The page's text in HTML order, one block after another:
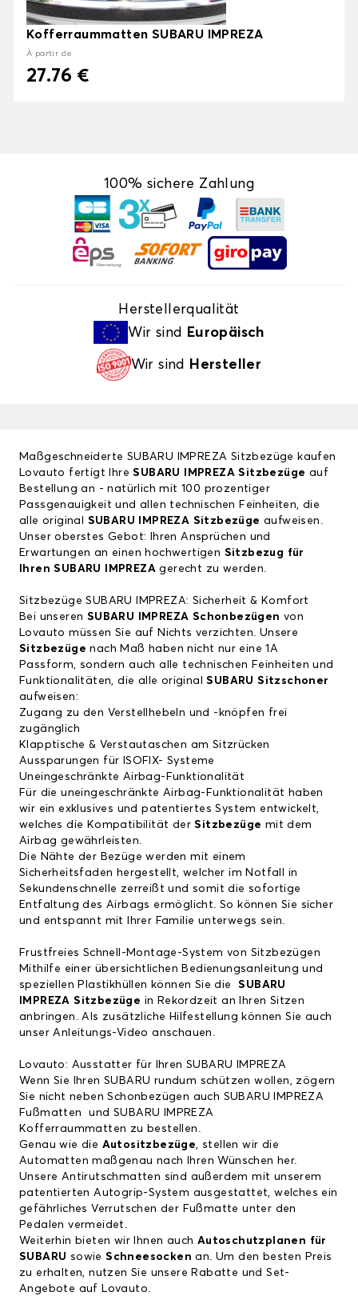
Kofferraummatten SUBARU IMPREZA
À partir de
27.76 €
100% sichere Zahlung
Herstellerqualität
Wir sind
Europäisch
Wir sind Hersteller
Maßgeschneiderte SUBARU IMPREZA Sitzbezüge kaufen
Lovauto fertigt IhreSUBARU IMPREZA Sitzbezüge auf
Bestellung an - natürlich mit 100 prozentiger
Passgenauigkeit und allen technischen Feinheiten, die
alle original SUBARU IMPREZA Sitzbezüge aufweisen.
Unser oberstes Gebot: Ihren Ansprüchen und
Erwartungen an einen hochwertigen Sitzbezug für
Ihren SUBARU IMPREZA gerecht zu werden.
Sitzbezüge SUBARU IMPREZA: Sicherheit & Komfort
Bei unseren SUBARU IMPREZA Schonbezügen von
Lovauto müssen Sie auf Nichts verzichten. Unsere
Sitzbezüge nach Maß haben nicht nur eine 1A
Passform, sondern auch alle technischen Feinheiten und
Funktionalitäten, die alle originalSUBARU Sitzschoner
aufweisen:
Zugang zu den Verstellhebeln und -knöpfen frei
zugänglich
Klapptische & Verstautaschen am Sitzrücken
Aussparungen für ISOFIX- Systeme
Uneingeschränkte Airbag-Funktionalität
Für die uneingeschränkte Airbag-Funktionalität haben
wir ein exklusives und patentiertes System entwickelt,
welches die Kompatibilität derSitzbezüge mit dem
Airbag gewährleisten.
Die Nähte der Bezüge werden mit einem
Sicherheitsfaden hergestellt, welcher im Notfall in
Sekundenschnelle zerreißt und somit die sofortige
Entfaltung des Airbags ermöglicht. So können Sie sicher
und entspannt mit Ihrer Familie unterwegs sein.
Frustfreies Schnell-Montage-System von Sitzbezügen
Mithilfe einer übersichtlichen Bedienungsanleitung und
speziellen Plastikhüllen können Sie die
SUBARU
IMPREZA Sitzbezüge in Rekordzeit an Ihren Sitzen
anbringen. Als zusätzliche Hilfestellung können Sie auch
unserAnleitungs-Video anschauen.
Lovauto: Ausstatter für Ihren SUBARU IMPREZA
Wenn Sie Ihren SUBARU rundum schützen wollen, zögern
Sie nicht neben Schonbezügen auch SUBARU IMPREZA
Fußmatten
undSUBARU IMPREZA
Kofferraummatten zu bestellen.
Genau wie die Autositzbezüge, stellen wir die
Automatten maßgenau nach Ihren Wünschen her.
Unsere Antirutschmatten sind außerdem mit unserem
patentierten Autogrip-System ausgestattet, welches ein
gefährliches Verrutschen der Fußmatte unter den
Pedalen vermeidet.
Weiterhin bieten wir Ihnen auch Autoschutzplanen für
SUBARU sowieSchneesocken an. Um den besten Preis
zu erhalten, nutzen Sie unsere Rabatte und Set-
Angebote auf Lovauto.